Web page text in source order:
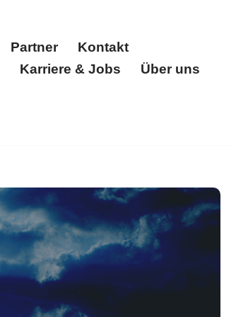
Partner
Kontakt
Karriere & Jobs
Über uns